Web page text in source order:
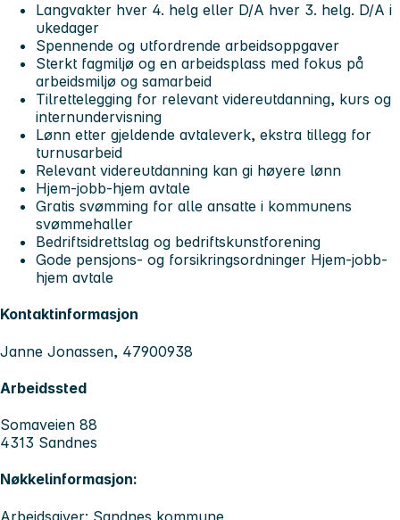
Langvakter hver 4. helg eller D/A hver 3. helg. D/A i
ukedager
Spennende og utfordrende arbeidsoppgaver
Sterkt fagmiljø og en arbeidsplass med fokus på
arbeidsmiljø og samarbeid
Tilrettelegging for relevant videreutdanning, kurs og
internundervisning
Lønn etter gjeldende avtaleverk, ekstra tillegg for
turnusarbeid
Relevant videreutdanning kan gi høyere lønn
Hjem-jobb-hjem avtale
Gratis svømming for alle ansatte i kommunens
svømmehaller
Bedriftsidrettslag og bedriftskunstforening
Gode pensjons- og forsikringsordninger Hjem-jobb-
hjem avtale
Kontaktinformasjon
Janne Jonassen, 47900938
Arbeidssted
Somaveien 88
4313 Sandnes
Nøkkelinformasjon:
Arbeidsgiver: Sandnes kommune